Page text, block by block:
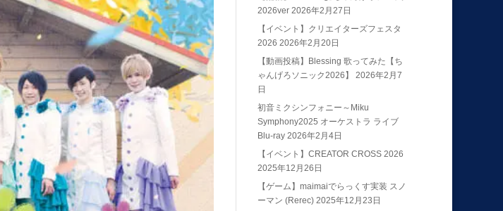
2026ver 2026年2月27日
【イベント】クリエイターズフェスタ
2026 2026年2月20日
【動画投稿】Blessing 歌ってみた【ち
ゃんげろソニック2026】
2026年2月7
日
初音ミクシンフォニー～Miku
Symphony2025 オーケストラ ライブ
Blu-ray 2026年2月4日
【イベント】CREATOR CROSS 2026
2025年12月26日
【ゲーム】maimaiでらっくす実装 スノ
ーマン (Rerec) 2025年12月23日